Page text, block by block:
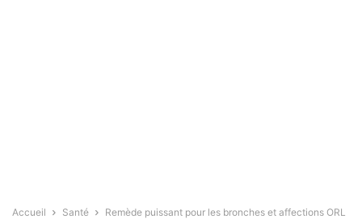
Accueil Santé Remède puissant pour les bronches et affections ORL